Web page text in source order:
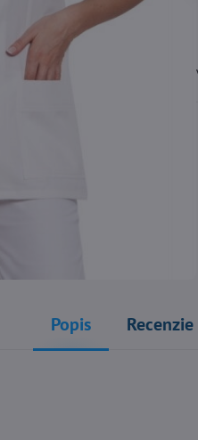
Popis Recenzie